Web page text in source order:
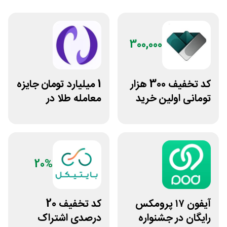
300,000
کد تخفیف 300 هزار
تومانی اولین خرید
1 میلیارد تومان جایزه
معامله طلا در
آیفون ۱۷ پرومکس
رایگان در جشنواره
20%
کد تخفیف 20
درصدی اشتراک